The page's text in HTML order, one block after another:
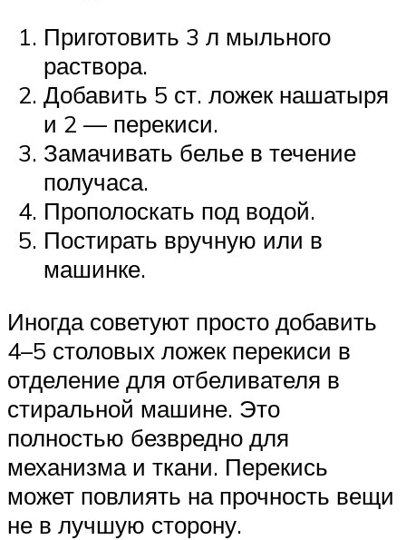
Приготовить 3 л мыльного
раствора.
Добавить 5 ст. ложек нашатыря
и 2 — перекиси.
Замачивать белье в течение
получаса.
Прополоскать под водой.
Постирать вручную или в
машинке.
Иногда советуют просто добавить
4–5 столовых ложек перекиси в
отделение для отбеливателя в
стиральной машине. Это
полностью безвредно для
механизма и ткани. Перекись
может повлиять на прочность вещи
не в лучшую сторону.